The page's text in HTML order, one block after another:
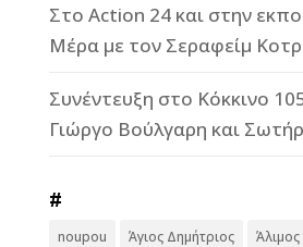
Στο Action 24 και στην
Μέρα με τον Σεραφείμ
Συνέντευξη στο Κόκκινο
Γιώργο Βούλγαρη και
#
noupou Άγιος Δημήτριος Άλιμος